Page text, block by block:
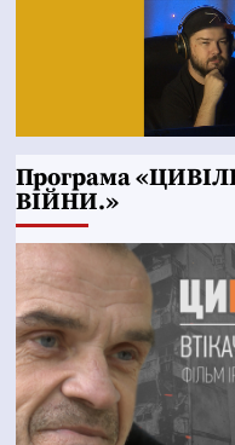
Програма
ВІЙНИ.»